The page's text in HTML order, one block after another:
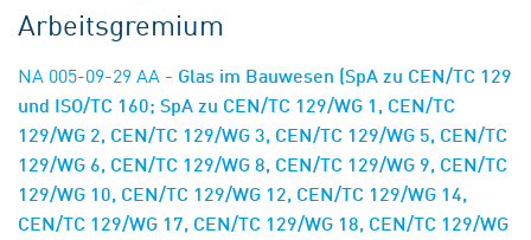
Arbeitsgremium
NA 005-09-29 AA - Glas im Bauwesen (SpA zu CEN/TC 129
und ISO/TC 160; SpA zu CEN/TC 129/WG 1, CEN/TC
129/WG 2, CEN/TC 129/WG 3, CEN/TC 129/WG 5, CEN/TC
129/WG 6, CEN/TC 129/WG 8, CEN/TC 129/WG 9, CEN/TC
129/WG 10, CEN/TC 129/WG 12, CEN/TC 129/WG 14,
CEN/TC 129/WG 17, CEN/TC 129/WG 18, CEN/TC 129/WG